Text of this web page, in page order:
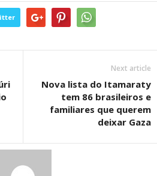
Next article
Nova lista do Itamaraty
tem 86 brasileiros e
familiares que querem
deixar Gaza